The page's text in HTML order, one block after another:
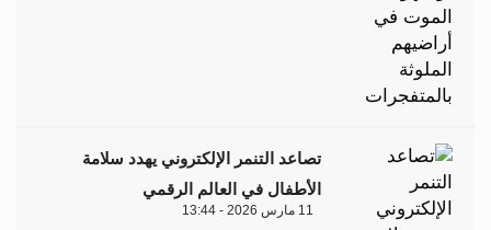
تصاعد التنمر الإلكتروني يهدد سلامة
الأطفال في العالم الرقمي
11 مارس 2026 - 13:44